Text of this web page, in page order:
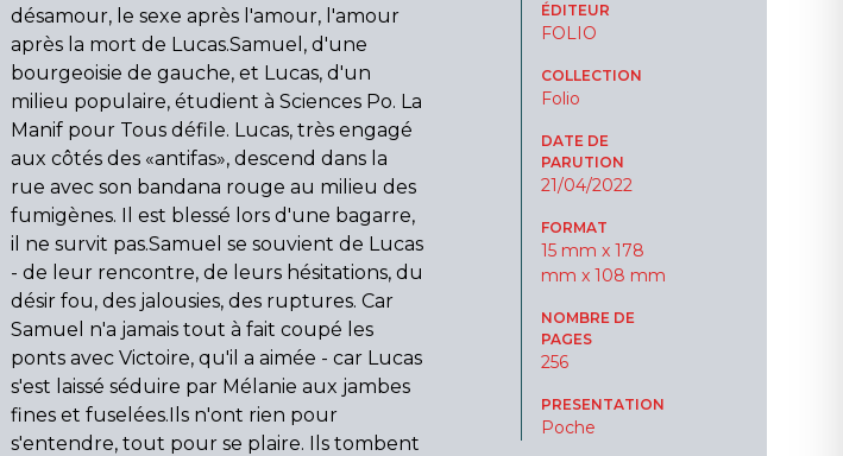
désamour, le sexe après l'amour, l'amour
après la mort de Lucas.Samuel, d'une
bourgeoisie de gauche, et Lucas, d'un
milieu populaire, étudient à Sciences Po. La
Manif pour Tous défile. Lucas, très engagé
aux côtés des «antifas», descend dans la
rue avec son bandana rouge au milieu des
fumigènes. Il est blessé lors d'une bagarre,
il ne survit pas.Samuel se souvient de Lucas
- de leur rencontre, de leurs hésitations, du
désir fou, des jalousies, des ruptures. Car
Samuel n'a jamais tout à fait coupé les
ponts avec Victoire, qu'il a aimée - car Lucas
s'est laissé séduire par Mélanie aux jambes
fines et fuselées.Ils n'ont rien pour
s'entendre, tout pour se plaire. Ils tombent
ÉDITEUR
FOLIO
COLLECTION
Folio
DATE DE
PARUTION
21/04/2022
FORMAT
15 mm x 178
mm x 108 mm
NOMBRE DE
PAGES
256
PRESENTATION
Poche